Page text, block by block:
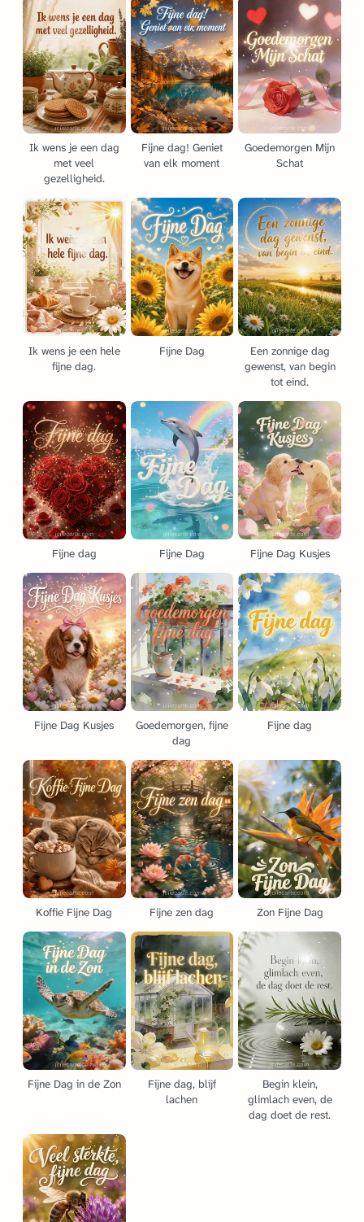
Ik wens je een dag
met veel
gezelligheid.
Fijne dag! Geniet
van elk moment
Goedemorgen Mijn
Schat
Ik wens je een hele
fijne dag.
Fijne Dag
Een zonnige dag
gewenst, van begin
tot eind.
Fijne dag Fijne Dag Fijne Dag Kusjes
Fijne Dag Kusjes
Goedemorgen, fijne
dag
Fijne dag
Koffie Fijne Dag Fijne zen dag Zon Fijne Dag
Fijne Dag in de Zon
Fijne dag, blijf
lachen
Begin klein,
glimlach even, de
dag doet de rest.